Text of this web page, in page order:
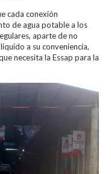
cada conexión
de agua potable a los
aparte de no
a su conveniencia,
necesita la Essap para la